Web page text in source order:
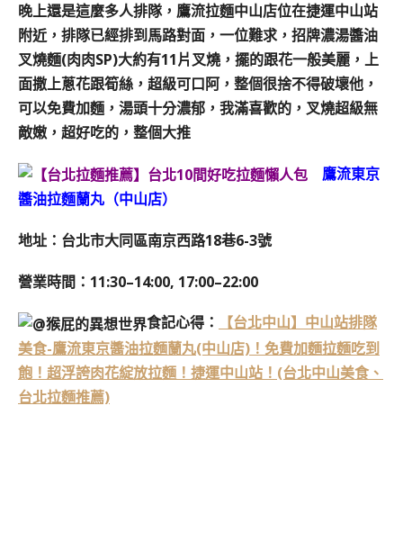
晚上還是這麼多人排隊，鷹流拉麵中山店位在捷運中山站
附近， 排隊已經排到馬路對面，一位難求， 招牌濃湯醬油
叉燒麵(肉肉SP)大約有11片叉燒，擺的跟花一般美麗，上
面撒上蔥花跟筍絲，超級可口阿， 整個很捨不得破壞他，
可以免費加麵，湯頭十分濃郁，我滿喜歡的，叉燒超級無
敵嫩，超好吃的，整個大推
鷹流東京
醬油拉麵蘭丸（中山店）
地址：台北市大同區南京西路18巷6-3號
營業時間：11:30–14:00, 17:00–22:00
食記心得：
【台北中山】中山站排隊
美食-鷹流東京醬油拉麵蘭丸(中山店)！免費加麵拉麵吃到
飽！超浮誇肉花綻放拉麵！捷運中山站！(台北中山美食、
台北拉麵推薦)